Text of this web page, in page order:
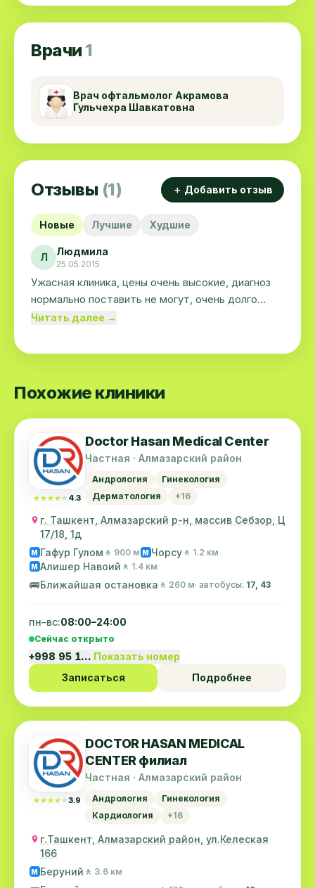
Врачи 1
Врач офтальмолог Акрамова
Гульчехра Шавкатовна
Отзывы (1) ＋ Добавить отзыв
Новые Лучшие Худшие
Л Людмила
25.05.2015
Ужасная клиника, цены очень высокие, диагноз
нормально поставить не могут, очень долго
нужно ждать очереди, в общем впечатления
Читать далее →
Похожие клиники
★★★★★
★★★★★ 4.3
Doctor Hasan Medical Center
Частная · Алмазарский район
Андрология
Гинекология
Дерматология
+16
г. Ташкент, Алмазарский р-н, массив Себзор, Ц
17/18, 1д
M Гафур Гулом 🚶 900 м M Чорсу 🚶 1.2 км
M Алишер Навоий 🚶 1.4 км
🚌Ближайшая остановка 🚶 260 м· автобусы: 17, 43
пн–вс:08:00–24:00
Сейчас открыто
+998 95 1… Показать номер
Записаться
Подробнее
★★★★★
★★★★★3.9
DOCTOR HASAN MEDICAL
CENTER филиал
Частная · Алмазарский район
Андрология
Гинекология
Кардиология
+16
г.Ташкент, Алмазарский район, ул.Келеская
166
M Беруний 🚶 3.6 км